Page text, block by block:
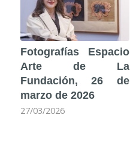
Fotografías Espacio
Arte de La
Fundación, 26 de
marzo de 2026
27/03/2026